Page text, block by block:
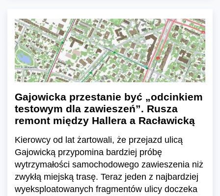
Gajowicka przestanie być „odcinkiem
testowym dla zawieszeń”. Rusza
remont między Hallera a Racławicką
Kierowcy od lat żartowali, że przejazd ulicą
Gajowicką przypomina bardziej próbę
wytrzymałości samochodowego zawieszenia niż
zwykłą miejską trasę. Teraz jeden z najbardziej
wyeksploatowanych fragmentów ulicy doczeka